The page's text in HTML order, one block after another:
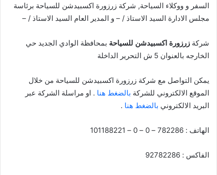
السفر و ووكلاء السياحة, شركة زرزورة اكسبيدشن للسياحة برئاسة
مجلس الادارة السيد الاستاذ / – و المدير العام السيد الاستاذ / –
شركة زرزورة اكسبيدشن للسياحة بمحافظة الوادي الجديد حي
الخارجه بالعنوان 5 ش التحرير الداخلة
يمكن التواصل مع شركة زرزورة اكسبيدشن للسياحة من خلال
الموقع الالكتروني للشركة بالضغط هنا . او مراسلة الشركة عبر
البريد الالكتروني بالضغط هنا .
الهاتف : 782286 – 0 – 0 – 101188221
الفاكس : 92782286